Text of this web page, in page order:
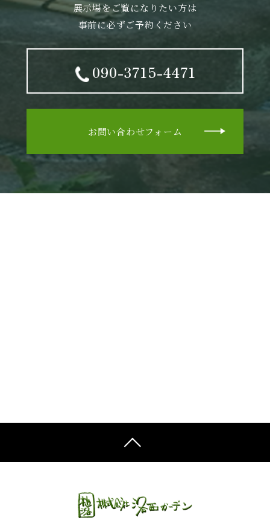
展示場をご覧になりたい方は
事前に必ずご予約ください
090-3715-4471
お問い合わせフォーム